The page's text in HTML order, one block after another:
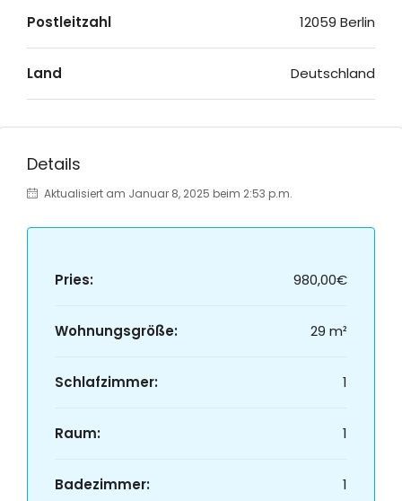
Postleitzahl 12059 Berlin
Land Deutschland
Details
Aktualisiert am Januar 8, 2025 beim 2:53 p.m.
Pries: 980,00€
Wohnungsgröße: 29 m²
Schlafzimmer: 1
Raum: 1
Badezimmer: 1